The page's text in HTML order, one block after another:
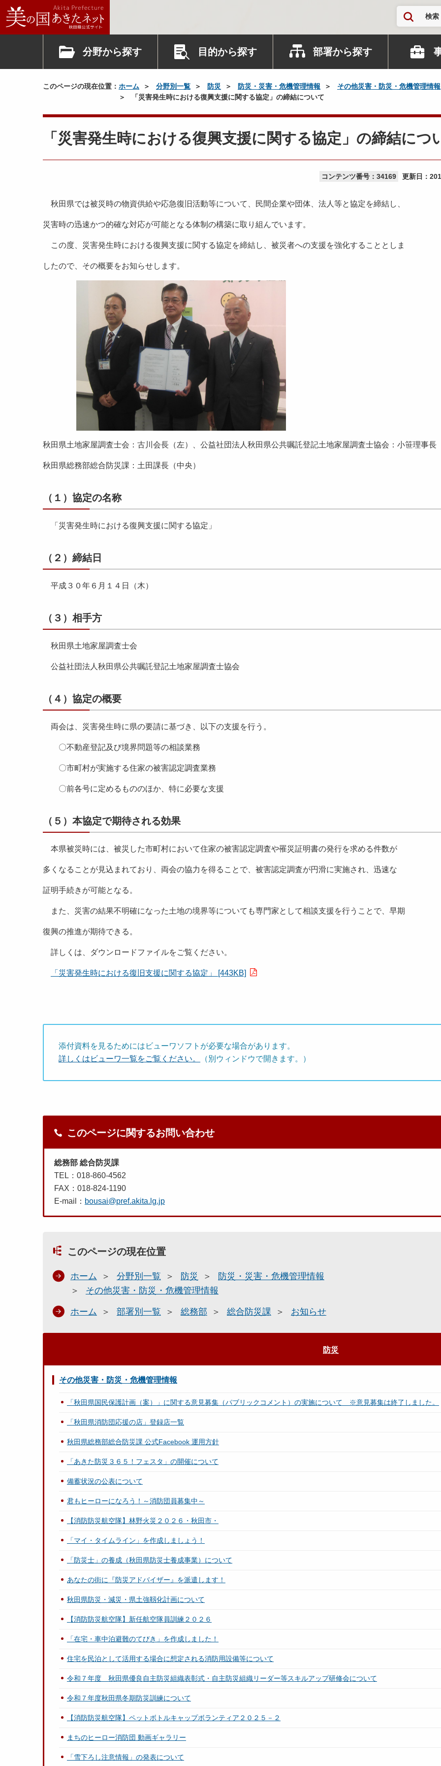
検索
分野から探す 目的から探す 部署から探す
このページの現在位置： ホーム 分野別一覧 防災 防災・災害・危機管理情報
その他災害・防災・危機管理情報
「災害発生時における復興支援に関する協定」の締結について
「災害発生時における復興支援に関する協定」の締結につ
コンテンツ番号：34169 更新日：
秋田県では被災時の物資供給や応急復旧活動等について、民間企業や団体、法人等と協定を締結し、
災害時の迅速かつ的確な対応が可能となる体制の構築に取り組んでいます。
この度、災害発生時における復興支援に関する協定を締結し、被災者への支援を強化することとしま
したので、その概要をお知らせします。
秋田県土地家屋調査士会：古川会長（左）、公益社団法人秋田県公共嘱託登記土地家屋調査士協会：小笹理事長
秋田県総務部総合防災課：土田課長（中央）
（１）協定の名称
「災害発生時における復興支援に関する協定」
（２）締結日
平成３０年６月１４日（木）
（３）相手方
秋田県土地家屋調査士会
公益社団法人秋田県公共嘱託登記土地家屋調査士協会
（４）協定の概要
両会は、災害発生時に県の要請に基づき、以下の支援を行う。
〇不動産登記及び境界問題等の相談業務
〇市町村が実施する住家の被害認定調査業務
〇前各号に定めるもののほか、特に必要な支援
（５）本協定で期待される効果
本県被災時には、被災した市町村において住家の被害認定調査や罹災証明書の発行を求める件数が
多くなることが見込まれており、両会の協力を得ることで、被害認定調査が円滑に実施され、迅速な
証明手続きが可能となる。
また、災害の結果不明確になった土地の境界等についても専門家として相談支援を行うことで、早期
復興の推進が期待できる。
詳しくは、ダウンロードファイルをご覧ください。
「災害発生時における復旧支援に関する協定」 [443KB]
添付資料を見るためにはビューワソフトが必要な場合があります。
詳しくはビューワ一覧をご覧ください。
（別ウィンドウで開きます。）
このページに関するお問い合わせ
総務部 総合防災課
TEL：018-860-4562
FAX：018-824-1190
E-mail： bousai@pref.akita.lg.jp
このページの現在位置
ホーム 分野別一覧 防災
防災・災害・危機管理情報
その他災害・防災・危機管理情報
ホーム 部署別一覧 総務部 総合防災課 お知らせ
防災
その他災害・防災・危機管理情報
「秋田県国民保護計画（案）」に関する意見募集（パブリックコメント）の実施について ※意見募集は終了しました。
「秋田県消防団応援の店」登録店一覧
秋田県総務部総合防災課 公式Facebook 運用方針
「あきた防災３６５！フェスタ」の開催について
備蓄状況の公表について
君もヒーローになろう！～消防団員募集中～
【消防防災航空隊】林野火災２０２６・秋田市・
「マイ・タイムライン」を作成しましょう！
「防災士」の養成（秋田県防災士養成事業）について
あなたの街に『防災アドバイザー』を派遣します！
秋田県防災・減災・県土強靱化計画について
【消防防災航空隊】新任航空隊員訓練２０２６
「在宅・車中泊避難のてびき」を作成しました！
住宅を民泊として活用する場合に想定される消防用設備等について
令和７年度 秋田県優良自主防災組織表彰式・自主防災組織リーダー等スキルアップ研修会について
令和７年度秋田県冬期防災訓練について
【消防防災航空隊】ペットボトルキャップボランティア２０２５－２
まちのヒーロー消防団 動画ギャラリー
「雪下ろし注意情報」の発表について